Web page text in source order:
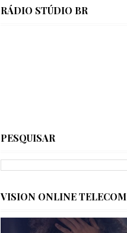
RÁDIO STÚDIO BR
PESQUISAR
VISION ONLINE TELECOM